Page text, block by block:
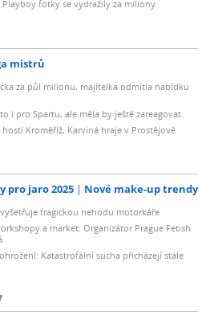
fotky se vydražily za miliony
mistrů
za půl milionu, majitelka odmítla nabídku
i pro Spartu, ale měla by ještě zareagovat
hostí Kroměříž, Karviná hraje v Prostějově
pro jaro 2025 Nové make-up trendy
tragickou nehodu motorkáře
a market. Organizátor Prague Fetish
Katastrofální sucha přicházejí stále